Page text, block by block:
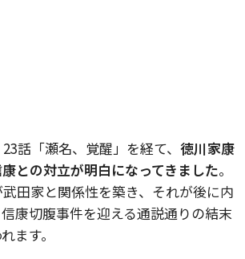
話「瀬名、覚醒」を経て、 徳川家康
との対立が明白になってきました。
田家と関係性を築き、それが後に内
康切腹事件を迎える通説通りの結末
ます。